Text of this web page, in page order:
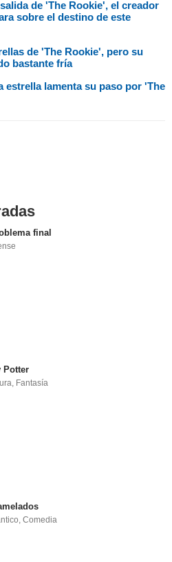
de 'The Rookie', el creador
sobre el destino de este
de 'The Rookie', pero su
bastante fría
estrella lamenta su paso por 'The
final
Potter
, Fantasía
,Comedia